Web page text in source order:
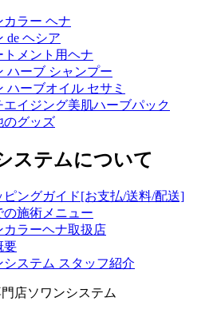
カラー ヘナ
de ヘシア
トメント用ヘナ
ハーブ シャンプー
ハーブオイル セサミ
エイジング美肌ハーブパック
のグッズ
ステムについて
ピングガイド[お支払/送料/配送]
の施術メニュー
カラーヘナ取扱店
要
システム スタッフ紹介